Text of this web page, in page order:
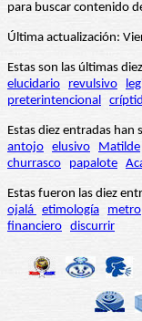
para buscar contenido
Última actualización:
Estas son las últimas
elucidario
revulsivo
preterintencional
Estas diez entradas
antojo elusivo Matilde
churrasco
papalote
Estas fueron las diez
ojalá etimología metro
financiero discurrir